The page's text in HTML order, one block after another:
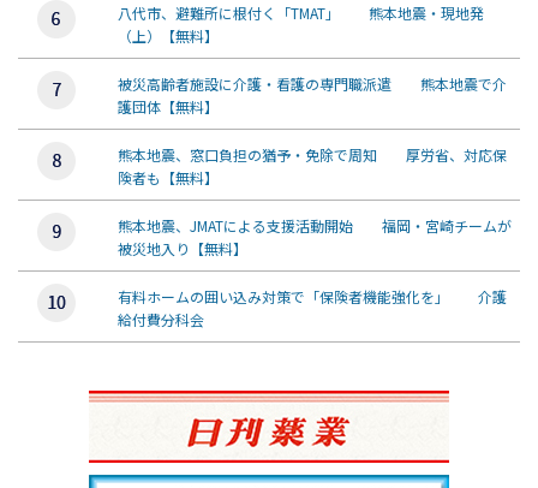
八代市、避難所に根付く「TMAT」 熊本地震・現地発
（上）【無料】
被災高齢者施設に介護・看護の専門職派遣 熊本地震で介
護団体【無料】
熊本地震、窓口負担の猶予・免除で周知 厚労省、対応保
険者も【無料】
熊本地震、JMATによる支援活動開始 福岡・宮崎チームが
被災地入り【無料】
有料ホームの囲い込み対策で「保険者機能強化を」 介護
給付費分科会